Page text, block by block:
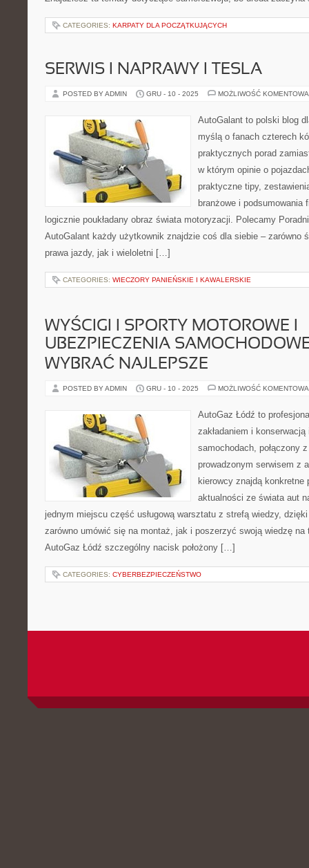
CATEGORIES: KARPATY DLA POCZĄTKUJĄCYCH
SERWIS I NAPRAWY I TESLA
POSTED BY ADMIN GRU - 10 - 2025 MOŻLIWOŚĆ
AutoGalant to polski blog
myślą o fanach czterech
praktycznych porad
w którym opinie o
praktyczne tipy,
branżowe i podsumowania
logicznie poukładany obraz świata motoryzacji. Polecamy
AutoGalant każdy użytkownik znajdzie coś dla siebie – zarówno
prawa jazdy, jak i wieloletni […]
CATEGORIES: WIECZORY PANIEŃSKIE I KAWALERSKIE
WYŚCIGI I SPORTY MOTOROWE I
UBEZPIECZENIA
WYBRAĆ NAJLEPSZE
POSTED BY ADMIN GRU - 10 - 2025 MOŻLIWOŚĆ
AutoGaz Łódź to
zakładaniem i
samochodach, połączony
prowadzonym serwisem z
kierowcy znajdą konkretne
aktualności ze świata aut
jednym miejscu część usługową warsztatu z strefą wiedzy,
zarówno umówić się na montaż, jak i poszerzyć swoją wiedzę na
AutoGaz Łódź szczególny nacisk położony […]
CATEGORIES: CYBERBEZPIECZEŃSTWO